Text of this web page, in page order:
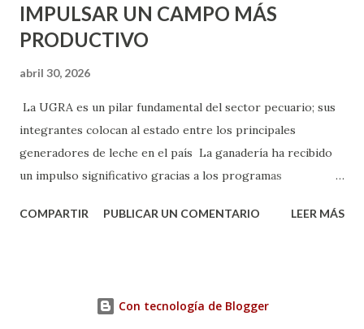
IMPULSAR UN CAMPO MÁS
PRODUCTIVO
abril 30, 2026
La UGRA es un pilar fundamental del sector pecuario; sus
integrantes colocan al estado entre los principales
generadores de leche en el país La ganadería ha recibido
un impulso significativo gracias a los programas
muestra de su respaldo firme y decidido al campo, la
compromiso de trabajar de la mano con los productores
COMPARTIR PUBLICAR UN COMENTARIO LEER MÁS
Con tecnología de Blogger